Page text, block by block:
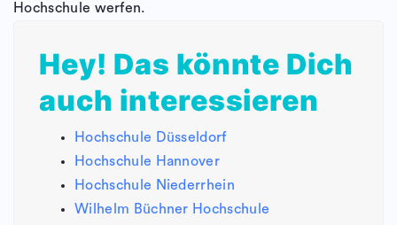
Hochschule werfen.
Hey! Das könnte Dich
auch interessieren
Hochschule Düsseldorf
Hochschule Hannover
Hochschule Niederrhein
Wilhelm Büchner Hochschule